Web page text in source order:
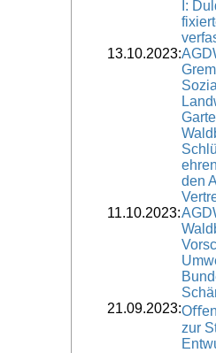
I:
13.10.2023:
den
11.10.2023:
21.09.2023:
zur